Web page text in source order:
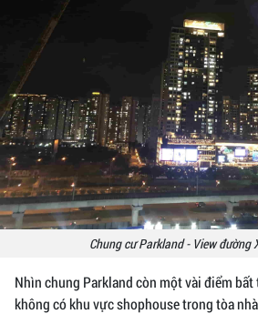
Chung cư Parkland - View đường
Nhìn chung Parkland còn một vài điểm
không có khu vực shophouse trong tòa